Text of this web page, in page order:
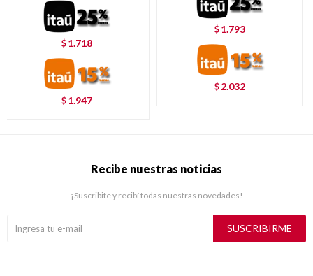
$ 1.718
$ 1.947
$ 1.793
$ 2.032
Recibe nuestras noticias
¡Suscribite y recibí todas nuestras novedades!
SUSCRIBIRME